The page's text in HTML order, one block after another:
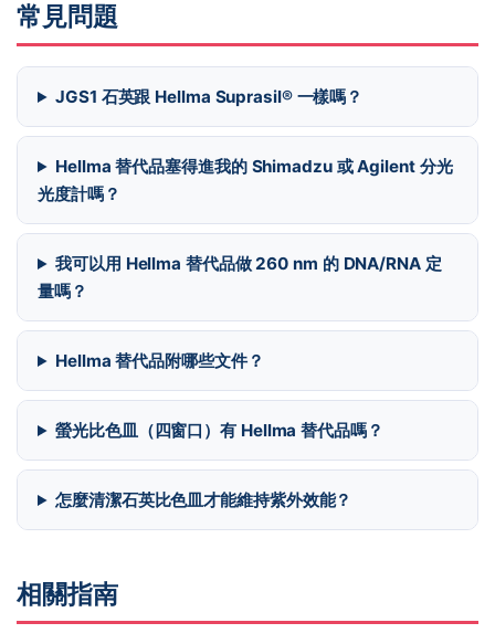
常見問題
JGS1 石英跟 Hellma Suprasil® 一樣嗎？
Hellma 替代品塞得進我的 Shimadzu 或 Agilent 分光
光度計嗎？
我可以用 Hellma 替代品做 260 nm 的 DNA/RNA 定
量嗎？
Hellma 替代品附哪些文件？
螢光比色皿（四窗口）有 Hellma 替代品嗎？
怎麼清潔石英比色皿才能維持紫外效能？
相關指南